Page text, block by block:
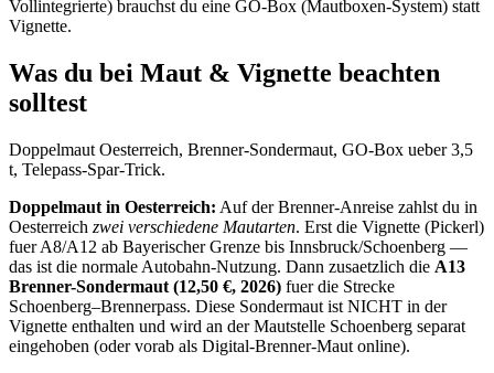
Vollintegrierte) brauchst du eine GO-Box (Mautboxen-System) statt
Vignette.
Was du bei Maut & Vignette beachten
solltest
Doppelmaut Oesterreich, Brenner-Sondermaut, GO-Box ueber 3,5
t, Telepass-Spar-Trick.
Doppelmaut in Oesterreich: Auf der Brenner-Anreise zahlst du in
Oesterreich zwei verschiedene Mautarten. Erst die Vignette (Pickerl)
fuer A8/A12 ab Bayerischer Grenze bis Innsbruck/Schoenberg —
das ist die normale Autobahn-Nutzung. Dann zusaetzlich die A13
Brenner-Sondermaut (12,50 €, 2026) fuer die Strecke
Schoenberg–Brennerpass. Diese Sondermaut ist NICHT in der
Vignette enthalten und wird an der Mautstelle Schoenberg separat
eingehoben (oder vorab als Digital-Brenner-Maut online).